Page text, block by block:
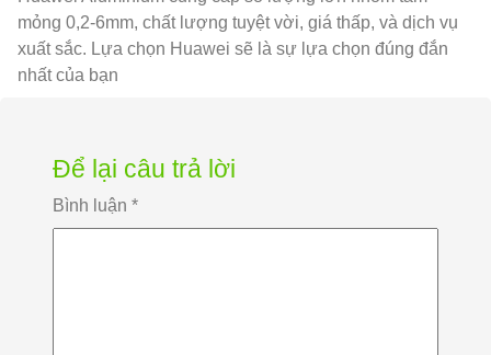
mỏng 0,2-6mm, chất lượng tuyệt vời, giá thấp, và dịch vụ
xuất sắc. Lựa chọn Huawei sẽ là sự lựa chọn đúng đắn
nhất của bạn
Để lại câu trả lời
Bình luận *